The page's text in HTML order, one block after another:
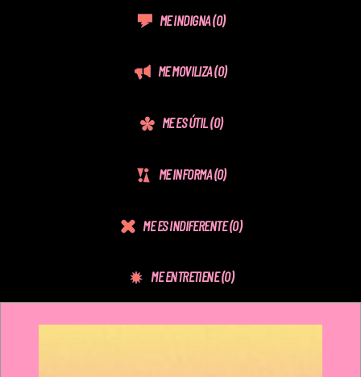
ME INDIGNA(0)
ME MOVILIZA(0)
ME ES ÚTIL(0)
ME INFORMA(0)
ME ES INDIFERENTE(0)
ME ENTRETIENE(0)